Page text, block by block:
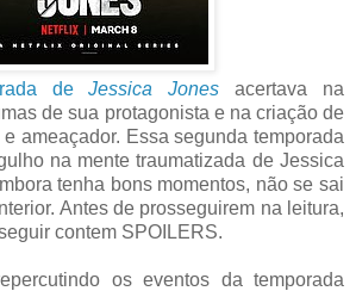
deJessica Jones acertava na
de sua protagonista e na criação de
ameaçador. Essa segunda temporada
na mente traumatizada de Jessica
tenha bons momentos, não se sai
Antes de prosseguirem na leitura,
contem SPOILERS.
os eventos da temporada